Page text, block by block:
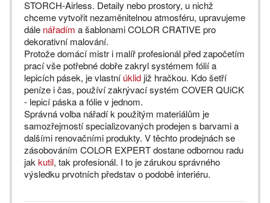
STORCH-Airless. Detaily nebo prostory, u nichž
chceme vytvořit nezaměnitelnou atmosféru, upravujeme
dále nářadím a šablonami COLOR CRATIVE pro
dekorativní malování.
Protože domácí mistr i malíř profesionál před započetím
prací vše potřebné dobře zakryl systémem fólií a
lepicích pásek, je vlastníúklid již hračkou. Kdo šetří
peníze i čas, používí zakrývací systém COVER QUiCK
- lepicí páska a fólie v jednom.
Správná volba nářadí k použitým materiálům je
samozřejmostí specializovaných prodejen s barvami a
dalšími renovačními produkty. V těchto prodejnách se
zásobováním COLOR EXPERT dostane odbornou radu
jak kutil, tak profesionál. I to je zárukou správného
výsledku prvotních představ o podobě interiéru.